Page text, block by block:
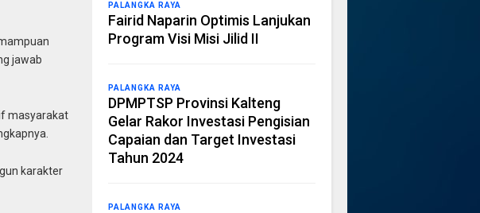
jawab
masyarakat
karakter
PALANGKA RAYA
Fairid Naparin Optimis Lanjukan
Program Visi Misi Jilid II
PALANGKA RAYA
DPMPTSP Provinsi Kalteng
Gelar Rakor Investasi Pengisian
Capaian dan Target Investasi
Tahun 2024
PALANGKA RAYA